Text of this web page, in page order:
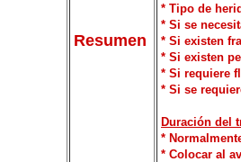
Resumen
* Tipo de
* Si se
* Si existen
* Si existen
* Si requiere
* Si se
Duración del
*
* Colocar al